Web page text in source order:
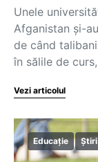
Unele
Afganistan şi-
de când
în sălile de
Vezi articolul
Educație Știri